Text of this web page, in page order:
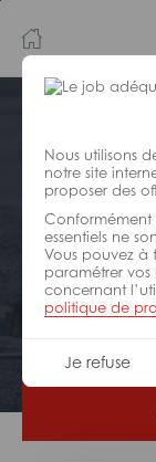
Nous utilisons
notre site
proposer des
Conformément
essentiels ne
Vous pouvez à
paramétrer vos
concernant
politique de
Je refuse
au
contenu
principal
navigation
Réf : Z34-
H/F